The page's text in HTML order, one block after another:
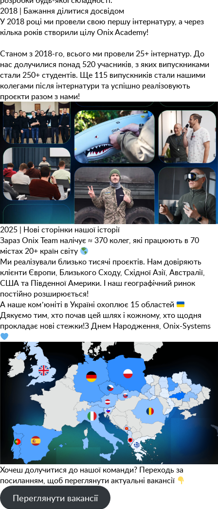
2018 | Бажання ділитися досвідом
У 2018 році ми провели свою першу інтернатуру, а через
кілька років створили цілу Onix Academy!
Станом з 2018-го, всього ми провели 25+ інтернатур. До
нас долучилися понад 520 учасників, з яких випускниками
стали 250+ студентів. Ще 115 випускників стали нашими
колегами після інтернатури та успішно реалізовують
проєкти разом з нами!
2025 | Нові сторінки нашої історії
Зараз Onix Team налічує ≈ 370 колег, які працюють в 70
містах 20+ країн світу
Ми реалізували близько тисячі проєктів. Нам довіряють
клієнти Європи, Близького Сходу, Східної Азії, Австралії,
США та Південної Америки. І наш географічний ринок
постійно розширюється!
А наше комʼюніті в Україні охоплює 15 областей
Дякуємо тим, хто почав цей шлях і кожному, хто щодня
прокладає нові стежки!З Днем Народження, Onix-Systems
Хочеш долучитися до нашої команди? Переходь за
посиланням, щоб переглянути актуальні вакансії
Переглянути вакансії